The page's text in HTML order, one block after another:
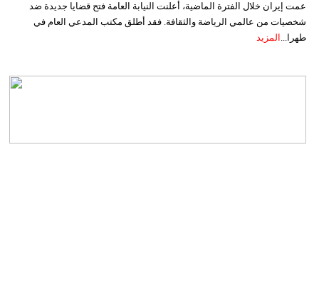
عمت إيران خلال الفترة الماضية، أعلنت النيابة العامة فتح قضايا جديدة ضد
شخصيات من عالمي الرياضة والثقافة. فقد أطلق مكتب المدعي العام في
طهرا... المزيد